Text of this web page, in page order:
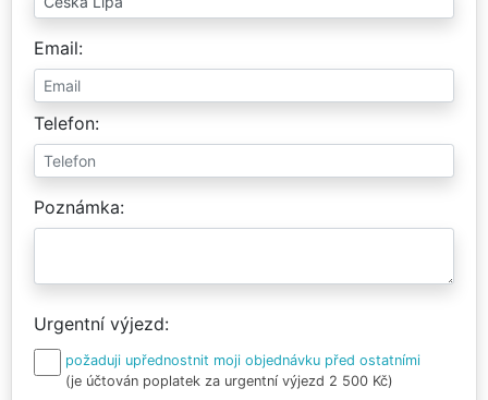
Email
Telefon
Poznámka
Urgentní výjezd
požaduji upřednostnit moji objednávku před ostatními
(je účtován poplatek za urgentní výjezd 2 500 Kč)